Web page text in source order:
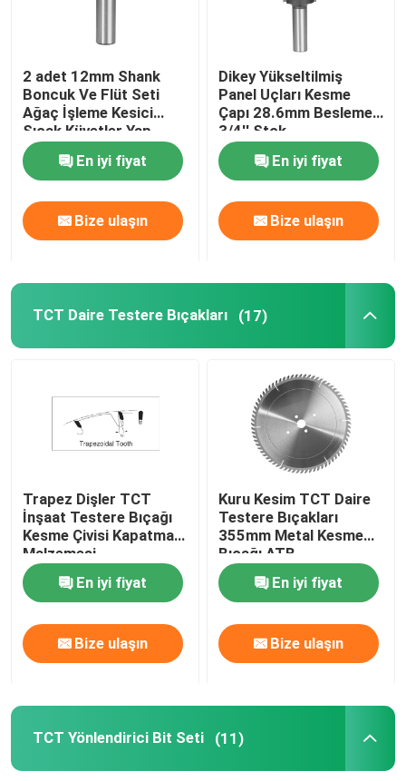
Kalite kontrol
Bize ulaşın
Profil Yönlendirici Bit
TCT Daire Testere Bıçakları
HSS Yönlendirici Bit
Karbür Ekleme Aletleri
CNC Oyma Ucu
Yekpare Karbür Spiral Kesiciler
Sondaj Matkap Uçları
2 adet 12mm Shank
Boncuk Ve Flüt Seti
Ağaç İşleme Kesici
Sıcak Küvetler Yap
En iyi fiyat
Bize ulaşın
Dikey Yükseltilmiş
Panel Uçları Kesme
Çapı 28.6mm Besleme
3/4'' Stok
En iyi fiyat
Bize ulaşın
TCT Daire Testere Bıçakları (17)
Trapez Dişler TCT
İnşaat Testere Bıçağı
Kesme Çivisi Kapatma
Malzemesi
En iyi fiyat
Bize ulaşın
Kuru Kesim TCT Daire
Testere Bıçakları
355mm Metal Kesme
Bıçağı ATB
En iyi fiyat
Bize ulaşın
TCT Yönlendirici Bit Seti (11)